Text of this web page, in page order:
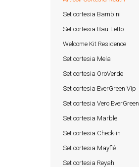
Set cortesia Bambini
Set cortesia Bau-Letto
Welcome Kit Residence
Set cortesia Mela
Set cortesia OroVerde
Set cortesia EverGreen Vip
Set cortesia Vero EverGreen
Set cortesia Marble
Set cortesia Check-in
Set cortesia Mayflé
Set cortesia Reyah